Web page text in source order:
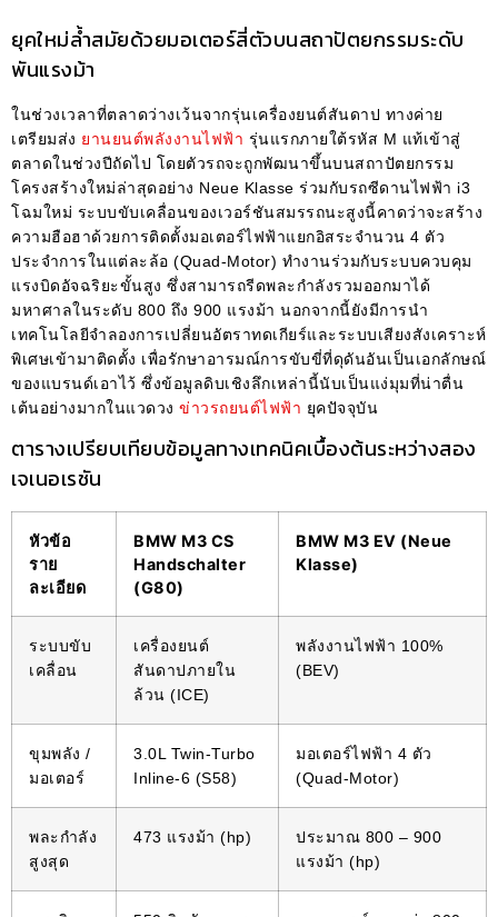
ยุคใหม่ล้ำสมัยด้วยมอเตอร์สี่ตัวบนสถาปัตยกรรมระดับ
พันแรงม้า
ในช่วงเวลาที่ตลาดว่างเว้นจากรุ่นเครื่องยนต์สันดาป ทางค่าย
เตรียมส่ง ยานยนต์พลังงานไฟฟ้า รุ่นแรกภายใต้รหัส M แท้เข้าสู่
ตลาดในช่วงปีถัดไป โดยตัวรถจะถูกพัฒนาขึ้นบนสถาปัตยกรรม
โครงสร้างใหม่ล่าสุดอย่าง Neue Klasse ร่วมกับรถซีดานไฟฟ้า i3
โฉมใหม่ ระบบขับเคลื่อนของเวอร์ชันสมรรถนะสูงนี้คาดว่าจะสร้าง
ความฮือฮาด้วยการติดตั้งมอเตอร์ไฟฟ้าแยกอิสระจำนวน 4 ตัว
ประจำการในแต่ละล้อ (Quad-Motor) ทำงานร่วมกับระบบควบคุม
แรงบิดอัจฉริยะขั้นสูง ซึ่งสามารถรีดพละกำลังรวมออกมาได้
มหาศาลในระดับ 800 ถึง 900 แรงม้า นอกจากนี้ยังมีการนำ
เทคโนโลยีจำลองการเปลี่ยนอัตราทดเกียร์และระบบเสียงสังเคราะห์
พิเศษเข้ามาติดตั้ง เพื่อรักษาอารมณ์การขับขี่ที่ดุดันอันเป็นเอกลักษณ์
ของแบรนด์เอาไว้ ซึ่งข้อมูลดิบเชิงลึกเหล่านี้นับเป็นแง่มุมที่น่าตื่น
เต้นอย่างมากในแวดวง ข่าวรถยนต์ไฟฟ้า ยุคปัจจุบัน
ตารางเปรียบเทียบข้อมูลทางเทคนิคเบื้องต้นระหว่างสอง
เจเนอเรชัน
หัวข้อ
ราย
ละเอียด
BMW M3 CS
Handschalter
(G80)
BMW M3 EV (Neue
Klasse)
ระบบขับ
เคลื่อน
เครื่องยนต์
สันดาปภายใน
ล้วน (ICE)
พลังงานไฟฟ้า 100%
(BEV)
ขุมพลัง /
มอเตอร์
3.0L Twin-Turbo
Inline-6 (S58)
มอเตอร์ไฟฟ้า 4 ตัว
(Quad-Motor)
พละกำลัง
สูงสุด
473 แรงม้า (hp)
ประมาณ 800 – 900
แรงม้า (hp)